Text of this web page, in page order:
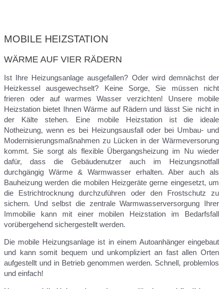
MOBILE HEIZSTATION
WÄRME AUF VIER RÄDERN
Ist Ihre Heizungsanlage ausgefallen? Oder wird demnächst der
Heizkessel ausgewechselt? Keine Sorge, Sie müssen nicht
frieren oder auf warmes Wasser verzichten! Unsere mobile
Heizstation bietet Ihnen Wärme auf Rädern und lässt Sie nicht in
der Kälte stehen. Eine mobile Heizstation ist die ideale
Notheizung, wenn es bei Heizungsausfall oder bei Umbau- und
Modernisierungsmaßnahmen zu Lücken in der Wärmeversorung
kommt. Sie sorgt als flexible Übergangsheizung im Nu wieder
dafür, dass die Gebäudenutzer auch im Heizungsnotfall
durchgängig Wärme & Warmwasser erhalten. Aber auch als
Bauheizung werden die mobilen Heizgeräte gerne eingesetzt, um
die Estrichtrocknung durchzuführen oder den Frostschutz zu
sichern. Und selbst die zentrale Warmwasserversorgung Ihrer
Immobilie kann mit einer mobilen Heizstation im Bedarfsfall
vorübergehend sichergestellt werden.
Die mobile Heizungsanlage ist in einem Autoanhänger eingebaut
und kann somit bequem und unkompliziert an fast allen Orten
aufgestellt und in Betrieb genommen werden. Schnell, problemlos
und einfach!